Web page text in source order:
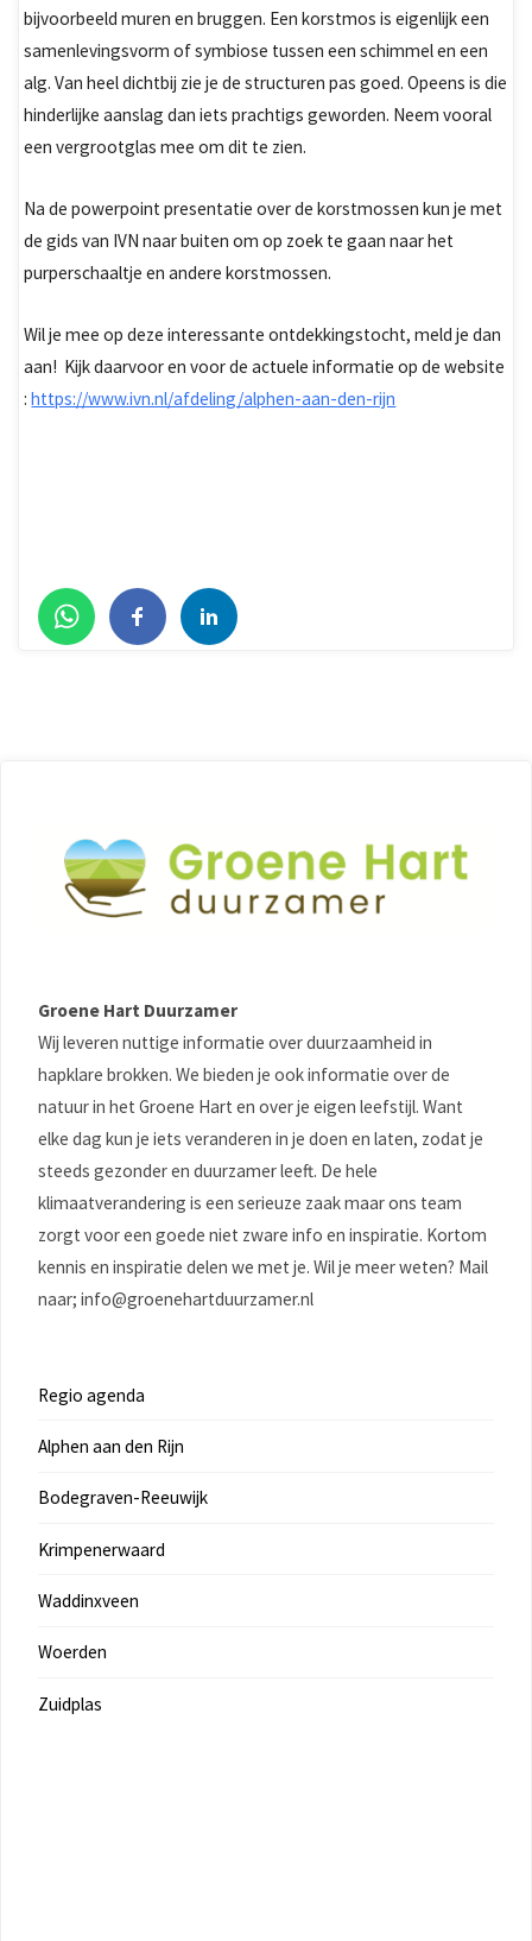
bijvoorbeeld muren en bruggen. Een korstmos is eigenlijk een
samenlevingsvorm of symbiose tussen een schimmel en een
alg. Van heel dichtbij zie je de structuren pas goed. Opeens is die
hinderlijke aanslag dan iets prachtigs geworden. Neem vooral
een vergrootglas mee om dit te zien.
Na de powerpoint presentatie over de korstmossen kun je met
de gids van IVN naar buiten om op zoek te gaan naar het
purperschaaltje en andere korstmossen.
Wil je mee op deze interessante ontdekkingstocht, meld je dan
aan! Kijk daarvoor en voor de actuele informatie op de website
:https://www.ivn.nl/afdeling/alphen-aan-den-rijn
Groene Hart Duurzamer
Wij leveren nuttige informatie over duurzaamheid in
hapklare brokken. We bieden je ook informatie over de
natuur in het Groene Hart en over je eigen leefstijl. Want
elke dag kun je iets veranderen in je doen en laten, zodat je
steeds gezonder en duurzamer leeft. De hele
klimaatverandering is een serieuze zaak maar ons team
zorgt voor een goede niet zware info en inspiratie. Kortom
kennis en inspiratie delen we met je. Wil je meer weten? Mail
naar; info@groenehartduurzamer.nl
Regio agenda
Alphen aan den Rijn
Bodegraven-Reeuwijk
Krimpenerwaard
Waddinxveen
Woerden
Zuidplas